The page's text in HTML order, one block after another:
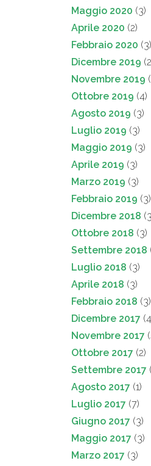
Maggio 2020 (3)
Aprile 2020 (2)
Febbraio 2020 (3)
Dicembre 2019
Novembre 2019
Ottobre 2019 (4)
Agosto 2019 (3)
Luglio 2019 (3)
Maggio 2019 (3)
Aprile 2019 (3)
Marzo 2019 (3)
Febbraio 2019 (3)
Dicembre 2018
Ottobre 2018 (3)
Settembre 2018
Luglio 2018 (3)
Aprile 2018 (3)
Febbraio 2018 (3)
Dicembre 2017
Novembre 2017
Ottobre 2017 (2)
Settembre 2017
Agosto 2017 (1)
Luglio 2017 (7)
Giugno 2017 (3)
Maggio 2017 (3)
Marzo 2017 (3)